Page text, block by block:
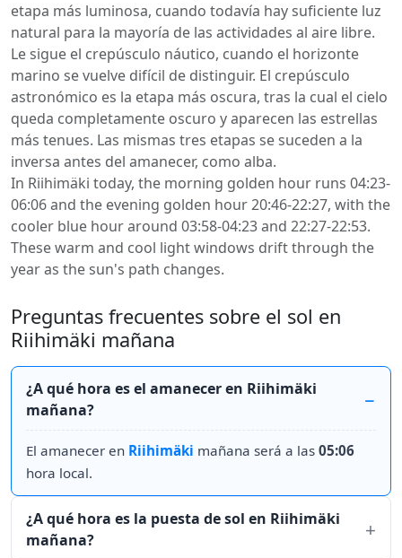
etapa más luminosa, cuando todavía hay suficiente luz
natural para la mayoría de las actividades al aire libre.
Le sigue el crepúsculo náutico, cuando el horizonte
marino se vuelve difícil de distinguir. El crepúsculo
astronómico es la etapa más oscura, tras la cual el cielo
queda completamente oscuro y aparecen las estrellas
más tenues. Las mismas tres etapas se suceden a la
inversa antes del amanecer, como alba.
In Riihimäki today, the morning golden hour runs 04:23-
06:06 and the evening golden hour 20:46-22:27, with the
cooler blue hour around 03:58-04:23 and 22:27-22:53.
These warm and cool light windows drift through the
year as the sun's path changes.
Preguntas frecuentes sobre el sol en
Riihimäki mañana
¿A qué hora es el amanecer en Riihimäki
mañana?
El amanecer en Riihimäki mañana será a las 05:06
hora local.
¿A qué hora es la puesta de sol en Riihimäki
mañana?